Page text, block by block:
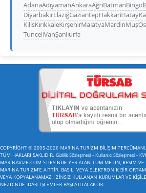
AdanaAdıyamanAnkaraAğrıBatmanBingöl
DiyarbakırElazığGaziantepHakkariHatay
KilisKırıkkaleKırşehirMalatyaMardinMuş
TunceliVanŞanlıurfa
COPYRİGHT © 2005-2026 MARİNA TURİZM BİLİŞİM
TÜM HAKLARI SAKLIDIR. Gizlilik Sözleşmesi - Kullanıcı Sözleşmesi -
MARİNAVİZE.COM SİTESİNDE YER ALAN TÜM METİN, RESİM VE
MARİNA TURİZM'E AİTTİR. BASILI VEYA ELEKTRONİK BİR
VEYA KOPYALANAMAZ. İZİNSİZ KULLANAN KURUMLAR VE
NEZDİNDE İDARİ İŞLEMLER BAŞLATILACAKTIR.